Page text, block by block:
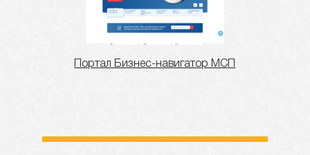
Портал Бизнес-навигатор МСП